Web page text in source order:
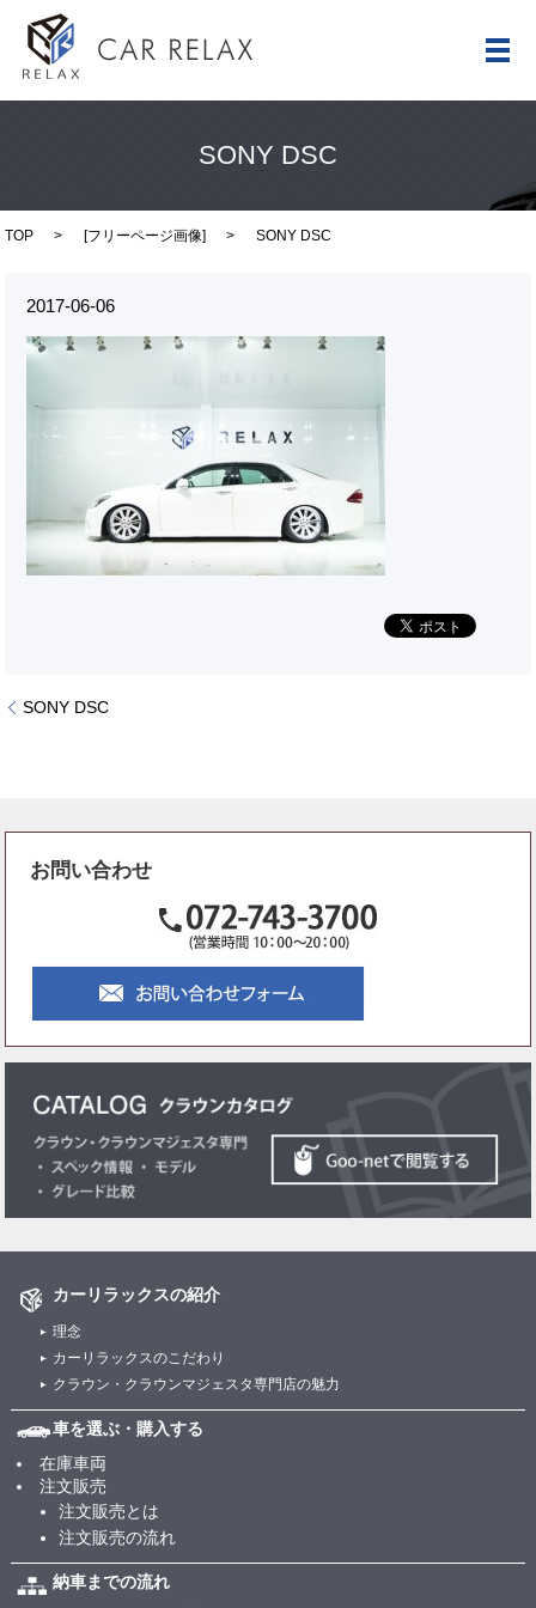
メ
SONY DSC
TOP [フリーページ画像] SONY DSC
2017-06-06
SONY DSC
お問い合わせ
カーリラックスの紹介
理念
カーリラックスのこだわり
クラウン・クラウンマジェスタ専門店の魅力
車を選ぶ・購入する
在庫車両
注文販売
注文販売とは
注文販売の流れ
納車までの流れ